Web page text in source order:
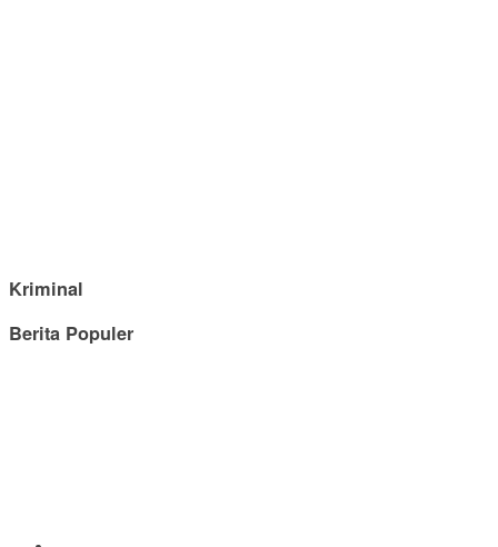
Kriminal
Berita Populer